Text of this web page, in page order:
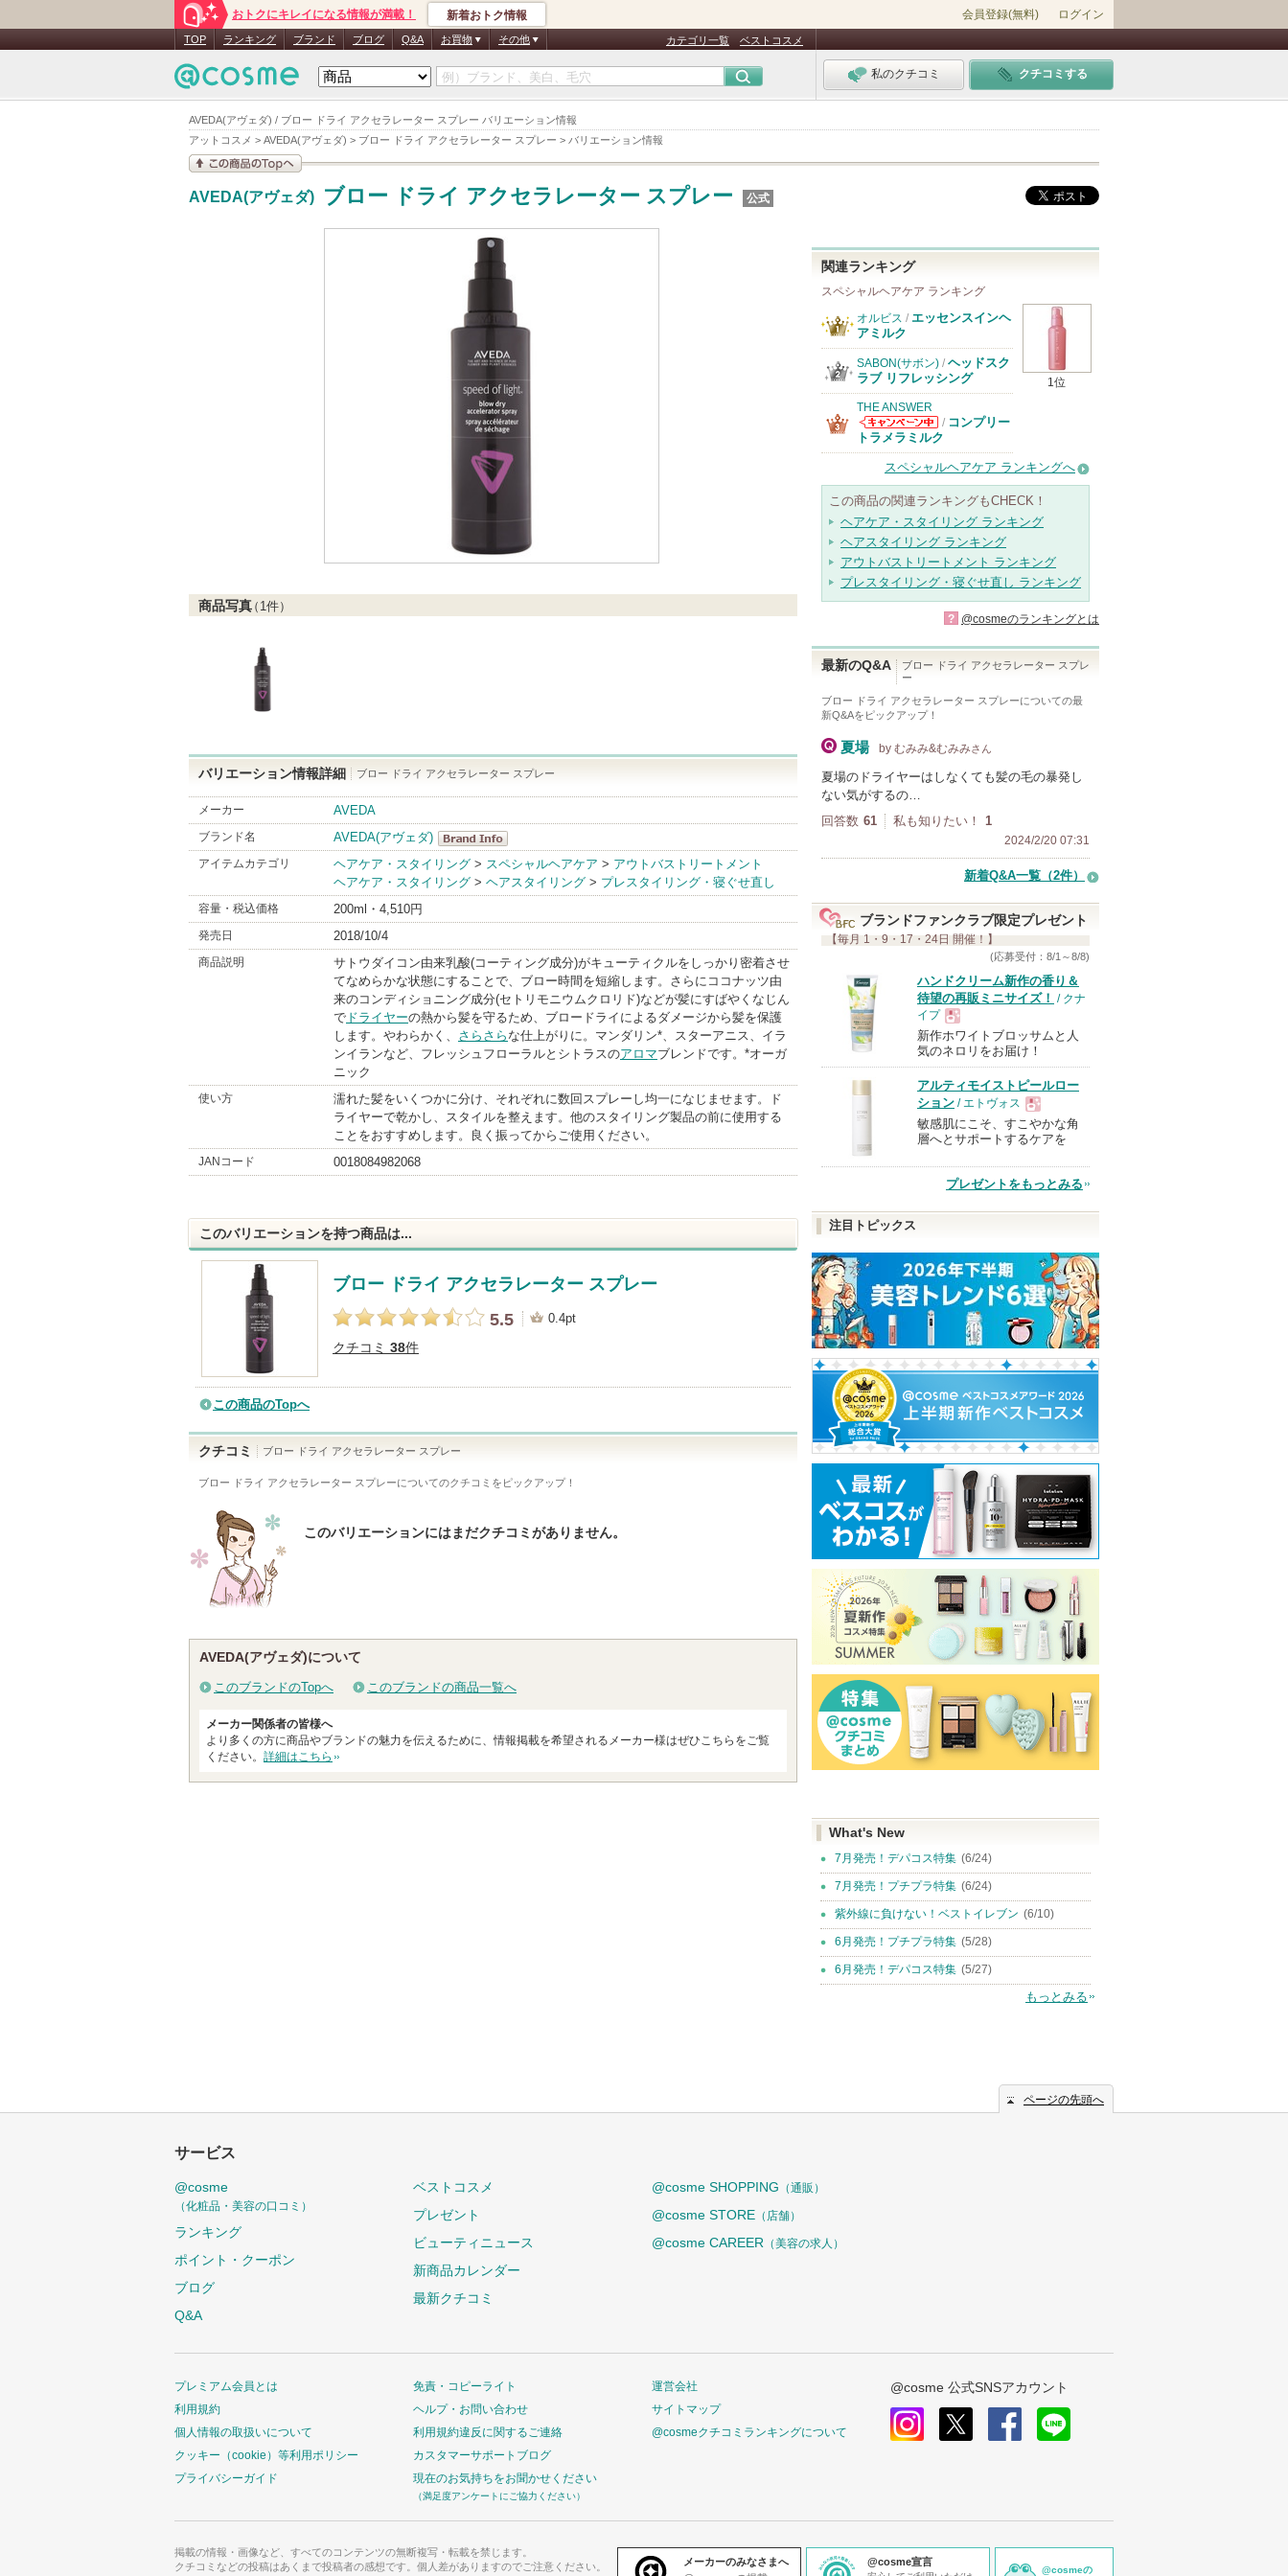
AVEDA(アヴェダ) / ブロー ドライ アクセラレーター スプレー バリエーション情報
アットコスメ > AVEDA(アヴェダ) > ブロー ドライ アクセラレーター スプレー > バリエーション情報
おトクにキレイになる情報が満載！ 新着おトク情報 会員登録(無料) ログイン
TOP ランキング ブランド ブログ Q&A お買物 その他 カテゴリ一覧 ベストコスメ
私のクチコミ クチコミする
AVEDA(アヴェダ) ブロー ドライ アクセラレーター スプレー 公式
商品写真（ 1件）
バリエーション情報詳細 ブロー ドライ アクセラレーター スプレー
メーカー AVEDA
ブランド名
AVEDA(アヴェダ)
AVEDA(アヴ
ェダ)
アイテムカテゴリ ヘアケア・スタイリング > スペシャルヘアケア > アウトバストリートメント
ヘアケア・スタイリング > ヘアスタイリング > プレスタイリング・寝ぐせ直し
容量・税込価格 200ml・4,510円
発売日 2018/10/4
商品説明
サトウダイコン由来乳酸(コーティング成分)がキューティクルをしっかり密着させ
てなめらかな状態にすることで、ブロー時間を短縮します。さらにココナッツ由
来のコンディショニング成分(セトリモニウムクロリド)などが髪にすばやくなじん
で ドライヤーの熱から髪を守るため、ブロードライによるダメージから髪を保護
します。やわらかく、 さらさら な仕上がりに。マンダリン*、スターアニス、イラ
ンイランなど、フレッシュフローラルとシトラスのアロマブレンドです。*オーガ
ニック
使い方
濡れた髪をいくつかに分け、それぞれに数回スプレーし均一になじませます。ド
ライヤーで乾かし、スタイルを整えます。他のスタイリング製品の前に使用する
ことをおすすめします。良く振ってからご使用ください。
JANコード 0018084982068
このバリエーションを持つ商品は...
ブロー ドライ アクセラレーター スプレー
5.5
0.4pt
クチコミ 38件
この商品のTopへ
クチコミ ブロー ドライ アクセラレーター スプレー
ブロー ドライ アクセラレーター スプレーについてのクチコミをピックアップ！
このバリエーションにはまだクチコミがありません。
AVEDA(アヴェダ)について
このブランドのTopへ このブランドの商品一覧へ
メーカー関係者の皆様へ
より多くの方に商品やブランドの魅力を伝えるために、情報掲載を希望されるメーカー様はぜひこちらをご覧
ください。 詳細はこちら
関連ランキング
スペシャルヘアケア ランキング
1位
オルビス / エッセンスインヘ
アミルク
SABON(サボン) / ヘッドスク
ラブ リフレッシング
THE ANSWER
THE ANSWER
からのお知らせ
があります
/ コンプリー
トラメラミルク
スペシャルヘアケア ランキングへ
この商品の関連ランキングもCHECK！
ヘアケア・スタイリング ランキング
ヘアスタイリング ランキング
アウトバストリートメント ランキング
プレスタイリング・寝ぐせ直し ランキング
? @cosmeのランキングとは
最新のQ&A
ブロー ドライ アクセラレーター スプレ
ー
ブロー ドライ アクセラレーター スプレーについての最
新Q&Aをピックアップ！
夏場 by むみみ&むみみさん
夏場のドライヤーはしなくても髪の毛の暴発し
ない気がするの…
回答数 61 私も知りたい！ 1
2024/2/20 07:31
新着Q&A一覧（2件）
ブランドファンクラブ限定プレゼント
【毎月 1・9・17・24日 開催！】
(応募受付：8/1～8/8)
ハンドクリーム新作の香り＆
待望の再販ミニサイズ！ / クナ
イプ
現
品
新作ホワイトブロッサムと人
気のネロリをお届け！
アルティモイストピールロー
ション / エトヴォス
現
品
敏感肌にこそ、すこやかな角
層へとサポートするケアを
プレゼントをもっとみる
注目トピックス
What's New
7月発売！デパコス特集 (6/24)
7月発売！プチプラ特集 (6/24)
紫外線に負けない！ベストイレブン (6/10)
6月発売！プチプラ特集 (5/28)
6月発売！デパコス特集 (5/27)
もっとみる
ページの先頭へ
サービス
@cosme
（化粧品・美容の口コミ）
ランキング
ポイント・クーポン
ブログ
Q&A
ベストコスメ
プレゼント
ビューティニュース
新商品カレンダー
最新クチコミ
@cosme SHOPPING （通販）
@cosme STORE （店舗）
@cosme CAREER （美容の求人）
プレミアム会員とは
利用規約
個人情報の取扱いについて
クッキー（cookie）等利用ポリシー
プライバシーガイド
免責・コピーライト
ヘルプ・お問い合わせ
利用規約違反に関するご連絡
カスタマーサポートブログ
現在のお気持ちをお聞かせください
（満足度アンケートにご協力ください）
運営会社
サイトマップ
@cosmeクチコミランキングについて
@cosme 公式SNSアカウント
掲載の情報・画像など、すべてのコンテンツの無断複写・転載を禁じます。
クチコミなどの投稿はあくまで投稿者の感想です。個人差がありますのでご注意ください。
メーカーのみなさまへ
@cosme宣言
@cosmeの